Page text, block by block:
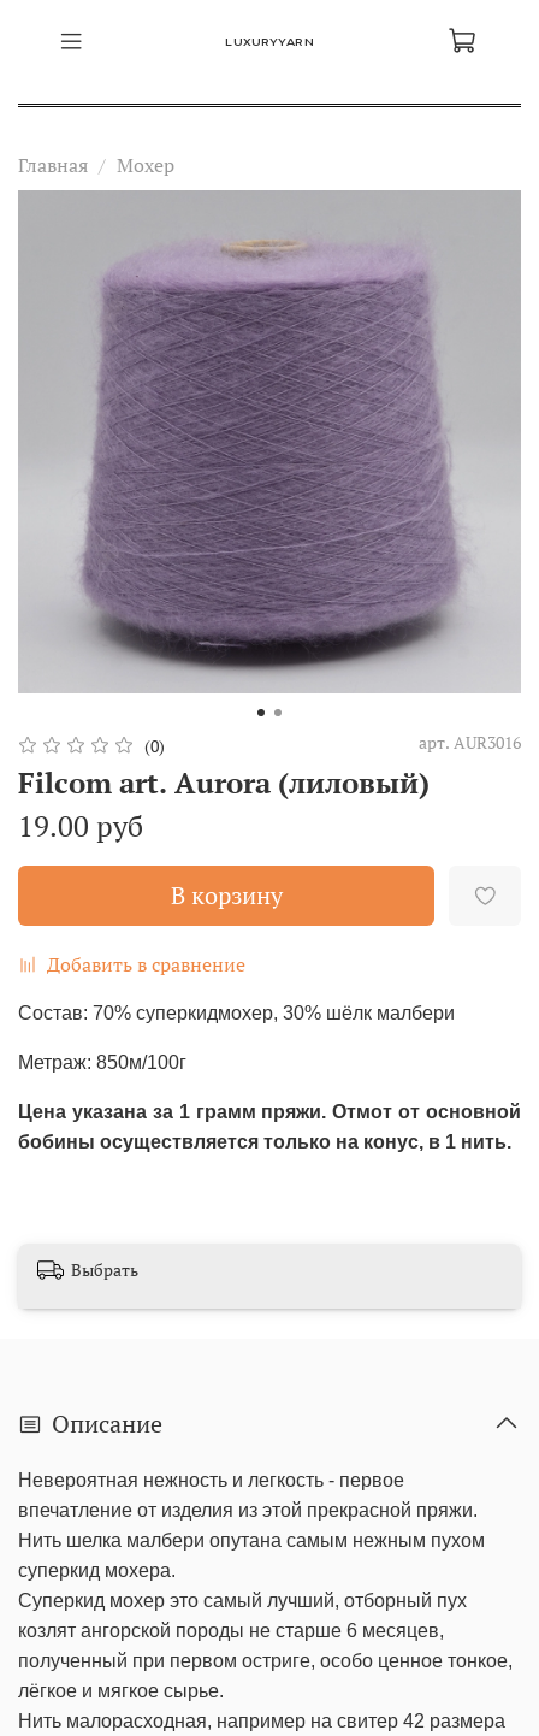
LUXURYYARN
Главная Мохер
(0) арт. AUR3016
Filcom art. Aurora (лиловый)
19.00 руб
В корзину
Добавить в сравнение
Состав: 70% суперкидмохер, 30% шёлк малбери
Метраж: 850м/100г
Цена указана за 1 грамм пряжи. Отмот от основной
бобины осуществляется только на конус, в 1 нить.
Выбрать
Описание
Невероятная нежность и легкость - первое
впечатление от изделия из этой прекрасной пряжи.
Нить шелка малбери опутана самым нежным пухом
суперкид мохера.
Суперкид мохер это самый лучший, отборный пух
козлят ангорской породы не старше 6 месяцев,
полученный при первом остриге, особо ценное тонкое,
лёгкое и мягкое сырье.
Нить малорасходная, например на свитер 42 размера